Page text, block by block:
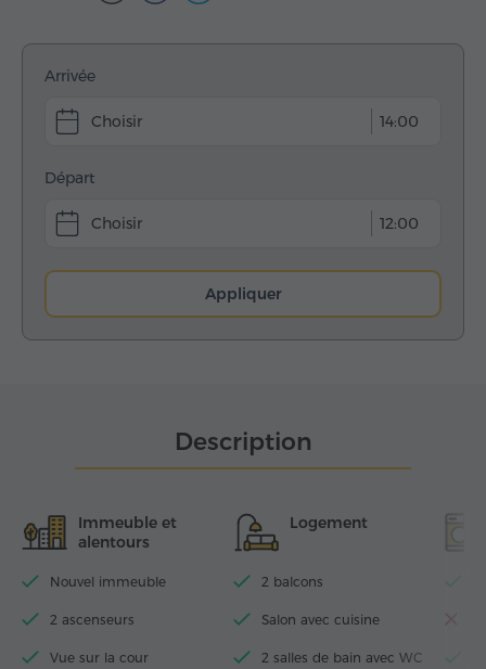
Arrivée
14:00
Départ
12:00
Appliquer
Description
Immeuble et
alentours
Nouvel immeuble
2 ascenseurs
Vue sur la cour
Logement
2 balcons
Salon avec cuisine
2 salles de bain avec WC